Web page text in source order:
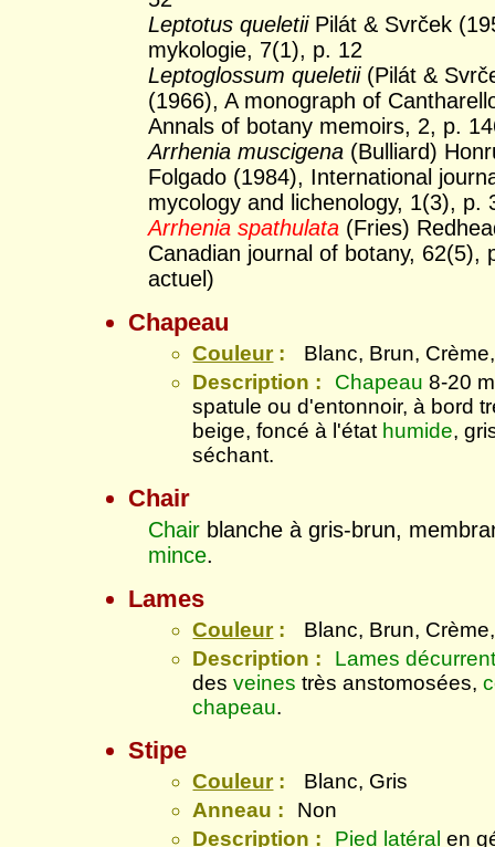
Leptotus queletiiPilát & Svrček
mykologie, 7(1), p. 12
Leptoglossum queletii(Pilát &
(1966), A monograph of
Annals of botany memoirs, 2, p.
Arrhenia muscigena (Bulliard)
Folgado (1984), International
mycology and lichenology, 1(3), p.
Arrhenia spathulata (Fries)
Canadian journal of botany, 62(5),
actuel)
Chapeau
Couleur:
Blanc, Brun,
Description :
Chapeau 8-20
spatule ou d'entonnoir, à bord
beige, foncé à l'état humide,
séchant.
Chair
Chair blanche à gris-brun,
mince.
Lames
Couleur:
Blanc, Brun,
Description :
Lames
desveines très anstomosées,
chapeau.
Stipe
Couleur:
Blanc, Gris
Anneau :
Non
Description :
Pied latéral en